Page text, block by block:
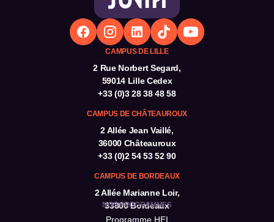
afin d’assurer une projection complète dans votre
future vie d’étudiant.
CAMPUS DE LILLE
2 Rue Norbert Segard,
59014 Lille Cedex
+33 (0)3 28 38 48 58
CAMPUS DE CHÂTEAUROUX
2 Allée Jean Vaillé,
36000 Châteauroux
+33 (0)2 54 53 52 90
CAMPUS DE BORDEAUX
2 Allée Marianne Loir,
33800 Bordeaux
NOS PROGRAMMES
Programme HEI